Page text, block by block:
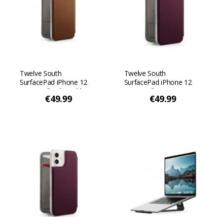
Twelve South
SurfacePad iPhone 12
Pro Maxille - konjakki
€49.99
Twelve South
SurfacePad iPhone 12
Pro Maxille - Luumu
€49.99